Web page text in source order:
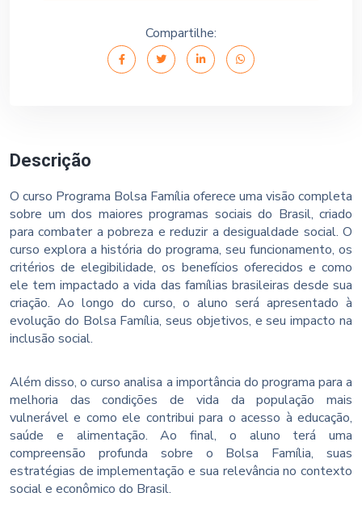
Descrição
O curso Programa Bolsa Família oferece uma visão completa
sobre um dos maiores programas sociais do Brasil, criado
para combater a pobreza e reduzir a desigualdade social. O
curso explora a história do programa, seu funcionamento, os
critérios de elegibilidade, os benefícios oferecidos e como
ele tem impactado a vida das famílias brasileiras desde sua
criação. Ao longo do curso, o aluno será apresentado à
evolução do Bolsa Família, seus objetivos, e seu impacto na
inclusão social.
Além disso, o curso analisa a importância do programa para a
melhoria das condições de vida da população mais
vulnerável e como ele contribui para o acesso à educação,
saúde e alimentação. Ao final, o aluno terá uma
compreensão profunda sobre o Bolsa Família, suas
estratégias de implementação e sua relevância no contexto
social e econômico do Brasil.
Compartilhe: